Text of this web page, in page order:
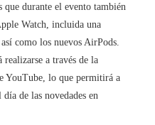
que durante el evento también
Watch, incluida una
como los nuevos AirPods.
a través de la
YouTube, lo que permitirá a
de las novedades en